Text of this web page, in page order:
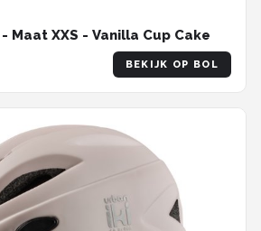
Maat XXS - Vanilla Cup Cake
BEKIJK OP BOL